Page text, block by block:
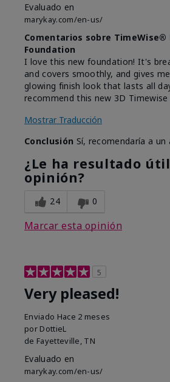
Evaluado en
marykay.com/en-us/
Comentarios sobre TimeWise®
Foundation
I love this new foundation! It's
and covers smoothly, and gives
glowing finish look that lasts all
recommend this new 3D
Mostrar Traducción
Conclusión Sí, recomendaría a un
¿Le ha resultado
opinión?
24 0
Marcar esta opinión
5
Very pleased!
Enviado Hace 2 meses
por DottieL
de Fayetteville, TN
Evaluado en
marykay.com/en-us/